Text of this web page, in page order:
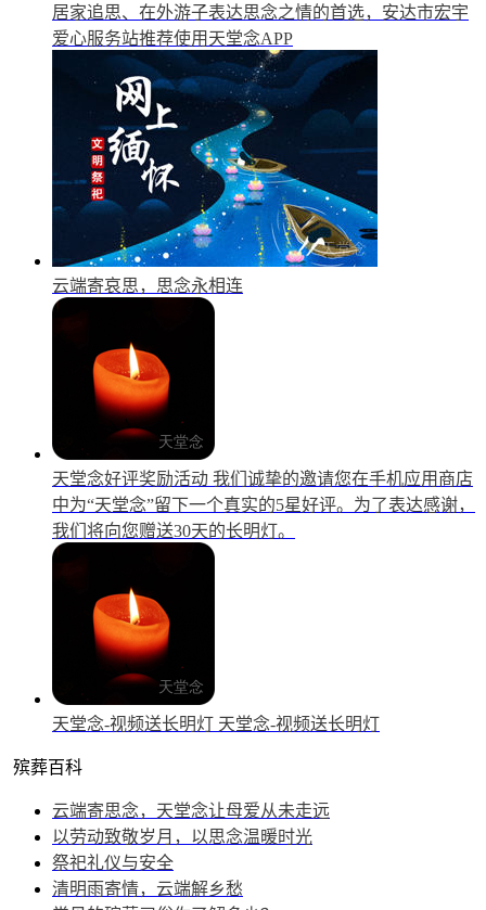
居家追思、在外游子表达思念之情的首选，安达市宏宇
爱心服务站推荐使用天堂念APP
云端寄哀思，思念永相连
天堂念好评奖励活动 我们诚挚的邀请您在手机应用商店
中为“天堂念”留下一个真实的5星好评。为了表达感谢，
我们将向您赠送30天的长明灯。
天堂念-视频送长明灯 天堂念-视频送长明灯
殡葬百科
云端寄思念，天堂念让母爱从未走远
以劳动致敬岁月，以思念温暖时光
祭祀礼仪与安全
清明雨寄情，云端解乡愁